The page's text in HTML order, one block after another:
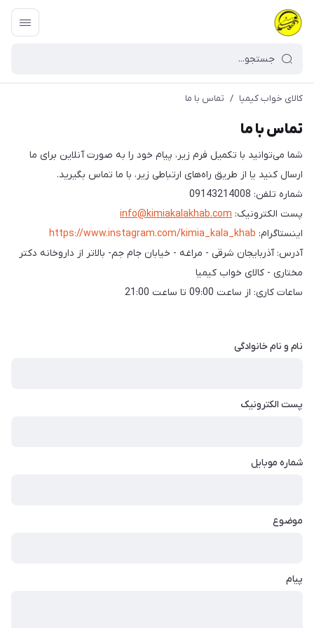
کالای خواب کیمیا / تماس با ما
تماس با ما
شما می‌توانید با تکمیل فرم زیر، پیام خود را به صورت آنلاین برای ما
ارسال کنید یا از طریق راه‌های ارتباطی زیر، با ما تماس بگیرید.
شماره تلفن: 09143214008
پست الکترونیک: info@kimiakalakhab.com
اینستاگرام: https://www.instagram.com/kimia_kala_khab
آدرس: آذربایجان شرقی - مراغه - خیابان جام جم- بالاتر از داروخانه دکتر
مختاری - کالای خواب کیمیا
ساعات کاری: از ساعت 09:00 تا ساعت 21:00
نام و نام خانوادگی
پست الکترونیک
شماره موبایل
موضوع
پیام